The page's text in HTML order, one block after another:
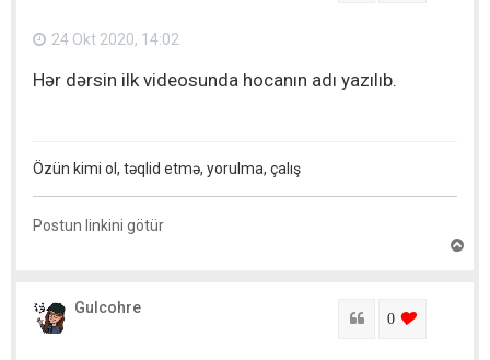
24 Okt 2020, 14:02
Hər dərsin ilk videosunda hocanın adı yazılıb.
Özün kimi ol, təqlid etmə, yorulma, çalış
Postun linkini götür
Gulcohre
Sitat
0